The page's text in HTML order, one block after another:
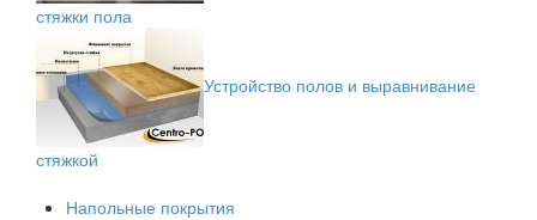
стяжки пола
Устройство полов и выравнивание
стяжкой
Напольные покрытия